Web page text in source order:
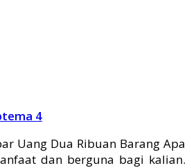
4
Uang Dua Ribuan Barang Apa
dan berguna bagi kalian.